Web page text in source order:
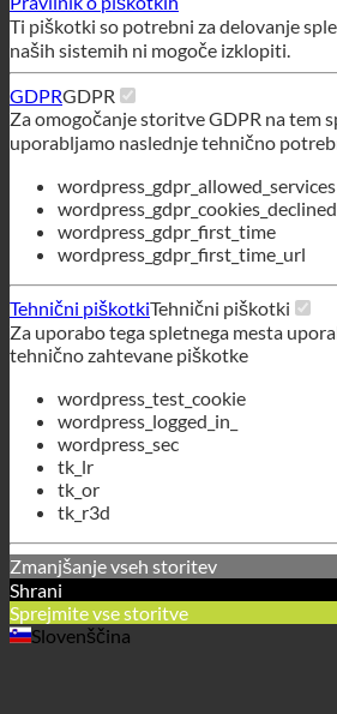
wordpress_gdpr_allowed_services
wordpress_gdpr_cookies_declined
wordpress_gdpr_first_time
wordpress_gdpr_first_time_url
Tehnični piškotkiTehnični piškotki
tehnično zahtevane piškotke
wordpress_test_cookie
wordpress_logged_in_
tk_lr
tk_or
tk_r3d
Zmanjšanje vseh storitev
Shrani
Sprejmite vse storitve
Slovenščina